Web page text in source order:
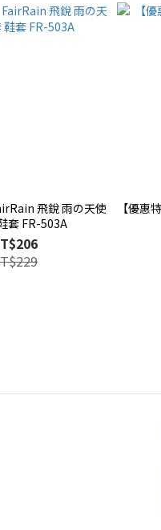
飛銳 雨の天使
套 FR-503A